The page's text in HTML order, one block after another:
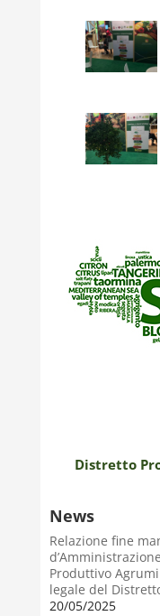
Distretto
News
Relazione fine
Produttivo
legale del
20/05/2025